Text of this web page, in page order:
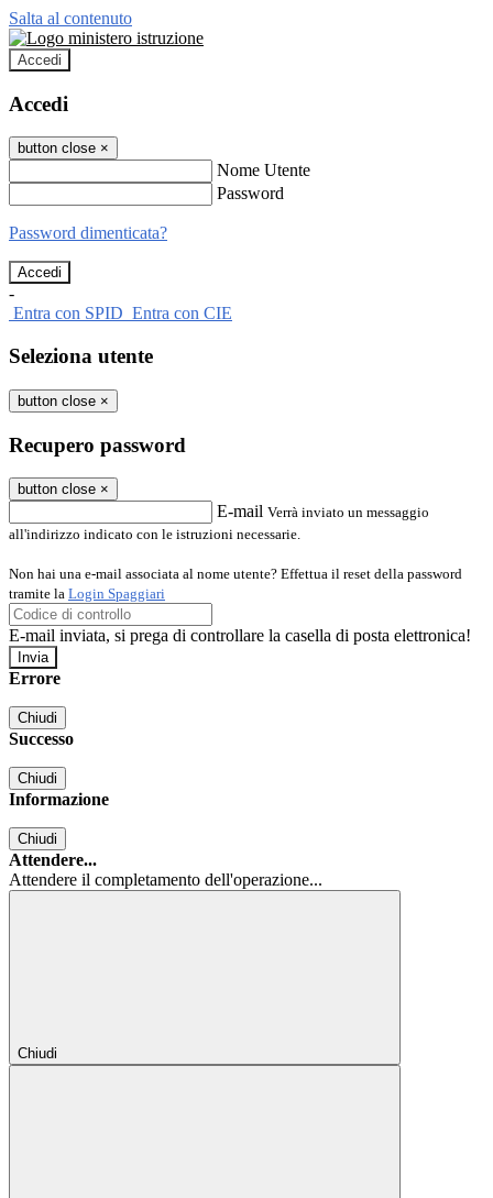
Salta al contenuto
Accedi
Accedi
button close ×
Nome Utente
Password
Password dimenticata?
-
Entra con SPID Entra con CIE
Seleziona utente
button close ×
Recupero password
button close ×
E-mail Verrà inviato un messaggio
all'indirizzo indicato con le istruzioni necessarie.
Non hai una e-mail associata al nome utente? Effettua il reset della password
tramite la Login Spaggiari
E-mail inviata, si prega di controllare la casella di posta elettronica!
Errore
Chiudi
Successo
Chiudi
Informazione
Chiudi
Attendere...
Attendere il completamento dell'operazione...
Chiudi